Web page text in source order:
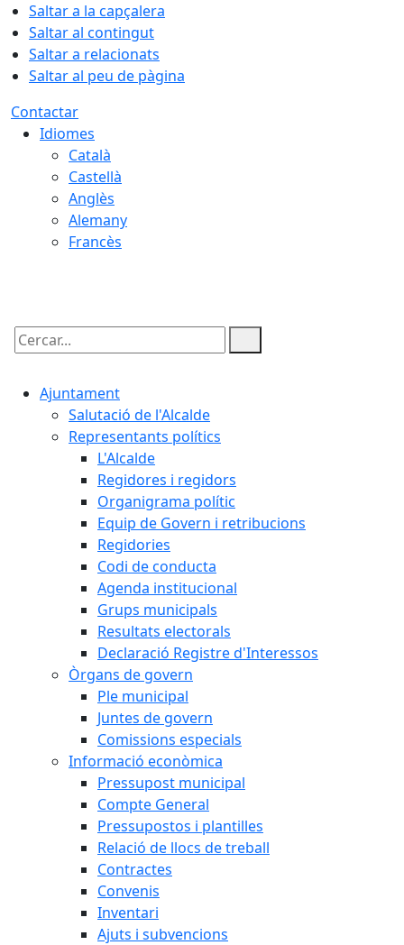
Saltar a la capçalera
Saltar al contingut
Saltar a relacionats
Saltar al peu de pàgina
Contactar
Idiomes
Català
Castellà
Anglès
Alemany
Francès
Cercar:
Ajuntament
Salutació de l'Alcalde
Representants polítics
L'Alcalde
Regidores i regidors
Organigrama polític
Equip de Govern i retribucions
Regidories
Codi de conducta
Agenda institucional
Grups municipals
Resultats electorals
Declaració Registre d'Interessos
Òrgans de govern
Ple municipal
Juntes de govern
Comissions especials
Informació econòmica
Pressupost municipal
Compte General
Pressupostos i plantilles
Relació de llocs de treball
Contractes
Convenis
Inventari
Ajuts i subvencions